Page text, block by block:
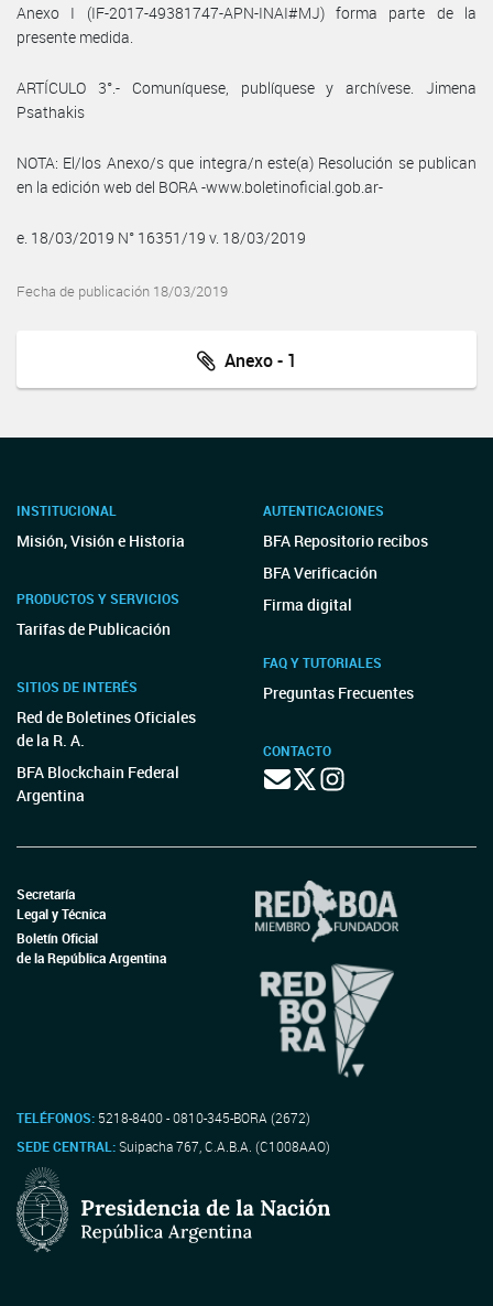
Anexo I (IF-2017-49381747-APN-INAI#MJ) forma parte de la
presente medida.
ARTÍCULO 3°.- Comuníquese, publíquese y archívese. Jimena
Psathakis
NOTA: El/los Anexo/s que integra/n este(a) Resolución se publican
en la edición web del BORA -www.boletinoficial.gob.ar-
e. 18/03/2019 N° 16351/19 v. 18/03/2019
Fecha de publicación 18/03/2019
Anexo - 1
INSTITUCIONAL
Misión, Visión e Historia
PRODUCTOS Y SERVICIOS
Tarifas de Publicación
SITIOS DE INTERÉS
Red de Boletines Oficiales
de la R. A.
BFA Blockchain Federal
Argentina
AUTENTICACIONES
BFA Repositorio recibos
BFA Verificación
Firma digital
FAQ Y TUTORIALES
Preguntas Frecuentes
CONTACTO
Secretaría
Legal y Técnica
Boletín Oficial
de la República Argentina
TELÉFONOS: 5218-8400 - 0810-345-BORA (2672)
SEDE CENTRAL:Suipacha 767, C.A.B.A. (C1008AAO)